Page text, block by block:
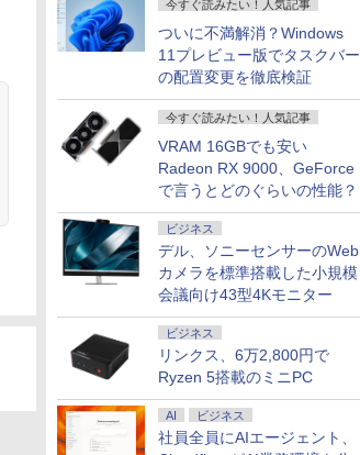
今すぐ読みたい！人気記事
ついに不満解消？Windows
11プレビュー版でタスクバー
の配置変更を徹底検証
今すぐ読みたい！人気記事
VRAM 16GBでも安い
Radeon RX 9000、GeForce
で言うとどのぐらいの性能？
ビジネス
デル、ソニーセンサーのWeb
カメラを標準搭載した小規模
会議向け43型4Kモニター
ビジネス
リンクス、6万2,800円で
Ryzen 5搭載のミニPC
AI ビジネス
社員全員にAIエージェント、